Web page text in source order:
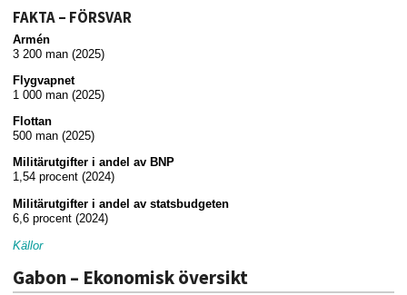
FAKTA – FÖRSVAR
Armén
3 200 man (2025)
Flygvapnet
1 000 man (2025)
Flottan
500 man (2025)
Militärutgifter i andel av BNP
1,54 procent (2024)
Militärutgifter i andel av statsbudgeten
6,6 procent (2024)
Källor
Gabon – Ekonomisk översikt